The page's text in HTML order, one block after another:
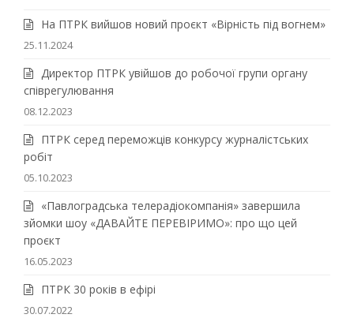
На ПТРК вийшов новий проєкт «Вірність під вогнем»
25.11.2024
Директор ПТРК увійшов до робочої групи органу
співрегулювання
08.12.2023
ПТРК серед переможців конкурсу журналістських
робіт
05.10.2023
«Павлоградська телерадіокомпанія» завершила
зйомки шоу «ДАВАЙТЕ ПЕРЕВІРИМО»: про що цей
проєкт
16.05.2023
ПТРК 30 років в ефірі
30.07.2022